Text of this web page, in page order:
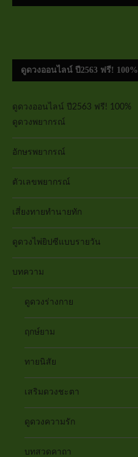
ดูดวงออนไลน์ ปี2563 ฟรี! 100%
ดูดวงออนไลน์ ปี2563 ฟรี! 100%
ดูดวงพยากรณ์
อักษรพยากรณ์
ตัวเลขพยากรณ์
เสี่ยงทายทำนายทัก
ดูดวงไพ่ยิปซีแบบรายวัน
บทความ
ดูดวงร่างกาย
ฤกษ์ยาม
ทายนิสัย
เสริมดวงชะตา
ดูดวงความรัก
บทสวดคาถา